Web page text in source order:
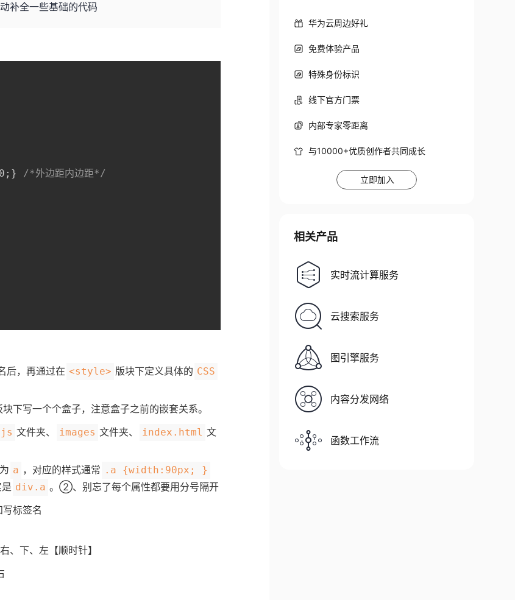
补全一些基础的代码
; } /*外边距内边距*/
后，再通过在 <style> 版块下定义具体的 CSS
块下写一个个盒子，注意盒子之前的嵌套关系。
js 文件夹、 images 文件夹、 index.html 文
a ，对应的样式通常 .a {width:90px; }
div.a 。②、别忘了每个属性都要用分号隔开
标签名
、下、左【顺时针】
华为云周边好礼
免费体验产品
特殊身份标识
线下官方门票
内部专家零距离
与10000+优质创作者共同成长
立即加入
相关产品
实时流计算服务
云搜索服务
图引擎服务
内容分发网络
函数工作流